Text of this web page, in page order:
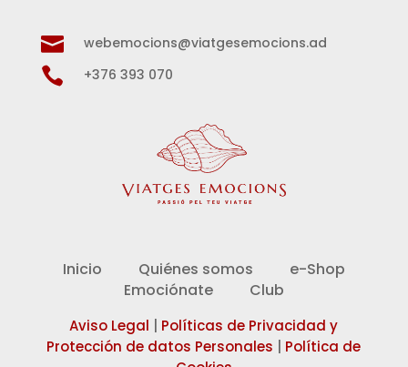
 webemocions@viatgesemocions.ad
 +376 393 070
Inicio Quiénes somos
e-Shop
Emociónate
Club
Aviso Legal
Políticas de Privacidad y
Protección de datos Personales
Política de